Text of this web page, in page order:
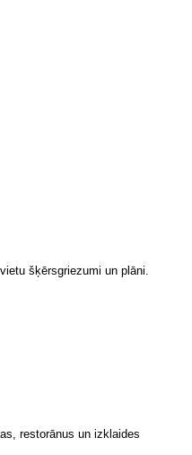
šķērsgriezumi un plāni.
restorānus un izklaides